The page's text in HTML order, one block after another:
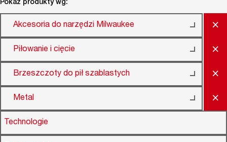
Pokaż produkty wg:
Akcesoria do narzędzi Milwaukee ×
Piłowanie i cięcie ×
Brzeszczoty do pił szablastych ×
Metal ×
Technologie